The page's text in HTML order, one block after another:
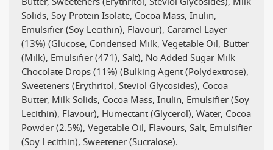
Solids, Soy Protein Isolate, Cocoa Mass, Inulin,
Emulsifier (Soy Lecithin), Flavour), Caramel Layer
(13%) (Glucose, Condensed Milk, Vegetable Oil, Butter
(Milk), Emulsifier (471), Salt), No Added Sugar Milk
Chocolate Drops (11%) (Bulking Agent (Polydextrose),
Sweeteners (Erythritol, Steviol Glycosides), Cocoa
Butter, Milk Solids, Cocoa Mass, Inulin, Emulsifier (Soy
Lecithin), Flavour), Humectant (Glycerol), Water, Cocoa
Powder (2.5%), Vegetable Oil, Flavours, Salt, Emulsifier
(Soy Lecithin), Sweetener (Sucralose).